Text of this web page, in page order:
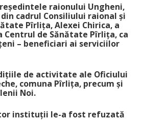
raionului Ungheni,
cadrul Consiliului raional și
Pîrlița, Alexei Chirica, a
de Sănătate Pîrlița, ca
– beneficiari ai serviciilor
de activitate ale Oficiului
comuna Pîrlița, precum și
Noi.
instituții le-a fost refuzată